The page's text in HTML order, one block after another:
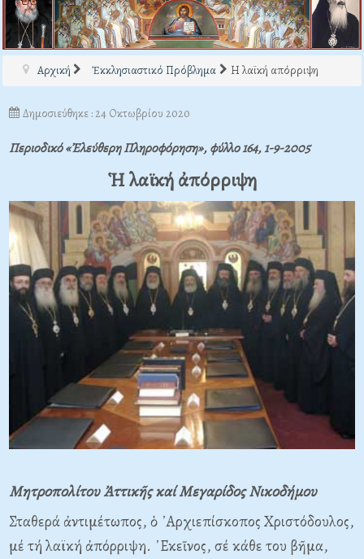
Αρχική Ἐκκλησιαστικό Πρόβλημα Η λαϊκή απόρριψη
Δημοσιεύθηκε : 24 Οκτωβρίου 2020
Περιοδικό «Ἐλεύθερη Πληροφόρηση», φύλλο 164, 1-9-2005
Ἡ λαϊκή ἀπόρριψη
Μητροπολίτου Ἀττικῆς καί Μεγαρίδος Νικοδήμου
Σταθερά ἀντιμέτωπος, ὁ ᾿Αρχιεπίσκοπος Χριστόδουλος,
μέ τή λαϊκή ἀπόρριψη. ᾿Εκεῖνος, σέ κάθε του βῆμα,